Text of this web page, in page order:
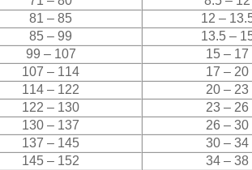
81 – 85
12 –
85 – 99
13.5 –
99 – 107
15 – 17
107 – 114
17 – 20
114 – 122
20 – 23
122 – 130
23 – 26
130 – 137
26 – 30
137 – 145
30 – 34
145 – 152
34 – 38